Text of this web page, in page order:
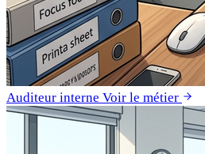
Auditeur interne Voir le métier